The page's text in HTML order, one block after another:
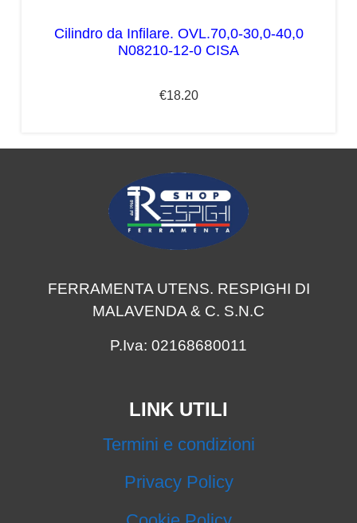
Cilindro da Infilare. OVL.70,0-30,0-40,0
N08210-12-0 CISA
€18.20
FERRAMENTA UTENS. RESPIGHI DI
MALAVENDA & C. S.N.C
P.Iva: 02168680011
LINK UTILI
Termini e condizioni
Privacy Policy